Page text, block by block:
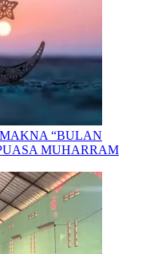
“BULAN
MUHARRAM